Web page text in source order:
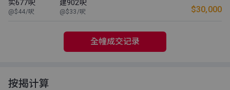
实677呎
@$44/呎
建902呎
@$33/呎 $30,000
全幢成交记录
按揭计算